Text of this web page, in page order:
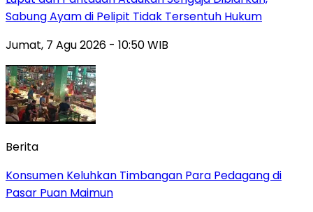
Sabung Ayam di Pelipit Tidak Tersentuh Hukum
Jumat, 7 Agu 2026 - 10:50 WIB
Berita
Konsumen Keluhkan Timbangan Para Pedagang di
Pasar Puan Maimun